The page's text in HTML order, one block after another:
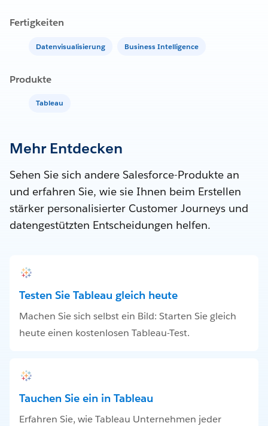
Fertigkeiten
Datenvisualisierung Business Intelligence
Produkte
Tableau
Mehr Entdecken
Sehen Sie sich andere Salesforce-Produkte an
und erfahren Sie, wie sie Ihnen beim Erstellen
stärker personalisierter Customer Journeys und
datengestützten Entscheidungen helfen.
Testen Sie Tableau gleich heute
Machen Sie sich selbst ein Bild: Starten Sie gleich
heute einen kostenlosen Tableau-Test.
Tauchen Sie ein in Tableau
Erfahren Sie, wie Tableau Unternehmen jeder